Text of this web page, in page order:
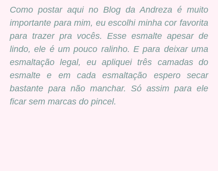
Como postar aqui no Blog da Andreza é muito
importante para mim, eu escolhi minha cor favorita
para trazer pra vocês. Esse esmalte apesar de
lindo, ele é um pouco ralinho. E para deixar uma
esmaltação legal, eu apliquei três camadas do
esmalte e em cada esmaltação espero secar
bastante para não manchar. Só assim para ele
ficar sem marcas do pincel.